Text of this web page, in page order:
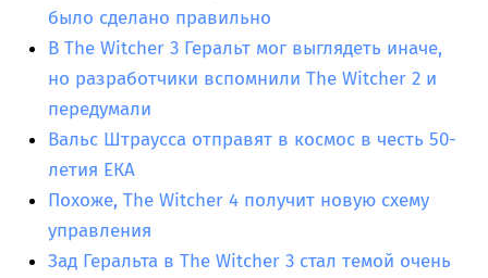
было сделано правильно
В The Witcher 3 Геральт мог выглядеть иначе,
но разработчики вспомнили The Witcher 2 и
передумали
Вальс Штраусса отправят в космос в честь 50-
летия ЕКА
Похоже, The Witcher 4 получит новую схему
управления
Зад Геральта в The Witcher 3 стал темой очень